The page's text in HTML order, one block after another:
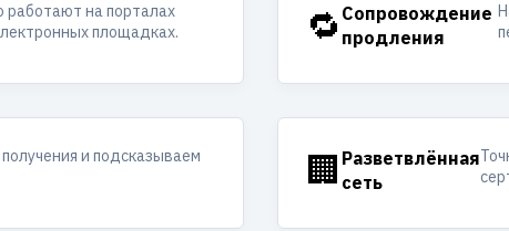
на порталах
площадках.
🔁 Сопровождение
продления
и подсказываем
🏢 Разветвлённая
сеть